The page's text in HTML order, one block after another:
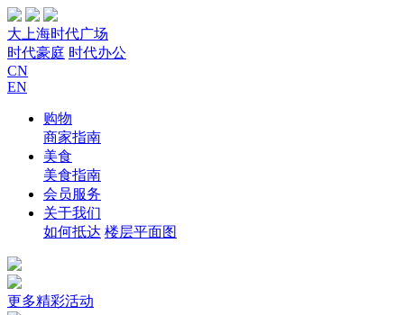
大上海时代广场
时代豪庭 时代办公
CN
EN
购物
商家指南
美食
美食指南
会员服务
关于我们
如何抵达 楼层平面图
更多精彩活动